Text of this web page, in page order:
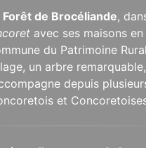
Forêt de Brocéliande,
avec ses maisons
du Patrimoine
un arbre
depuis
et